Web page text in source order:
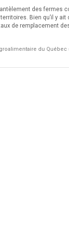
des fermes
Bien qu’il y
de remplacement
du Québec